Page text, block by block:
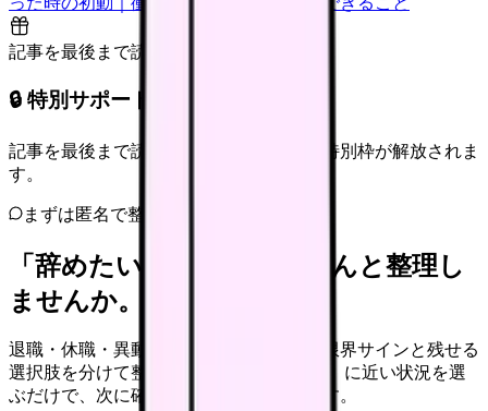
記事を最後まで読むと解放
🔒 特別サポート枠（未開放）
記事を最後まで読むと、転職サポートの特別枠が解放されま
す。
まずは匿名で整理
「辞めたい」を、カンゴさんと整理し
ませんか。
退職・休職・異動を急いで決める前に、限界サインと残せる
選択肢を分けて整理します。 「辞めたい」に近い状況を選
ぶだけで、次に確認することまで進めます。